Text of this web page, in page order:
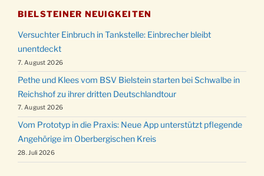
BIELSTEINER NEUIGKEITEN
Versuchter Einbruch in Tankstelle: Einbrecher bleibt
unentdeckt
7. August 2026
Pethe und Klees vom BSV Bielstein starten bei Schwalbe in
Reichshof zu ihrer dritten Deutschlandtour
7. August 2026
Vom Prototyp in die Praxis: Neue App unterstützt pflegende
Angehörige im Oberbergischen Kreis
28. Juli 2026